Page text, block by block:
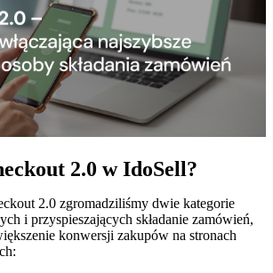
2.0 w IdoSell?
2.0 zgromadziliśmy dwie kategorie
i przyspieszających składanie zamówień,
konwersji zakupów na stronach